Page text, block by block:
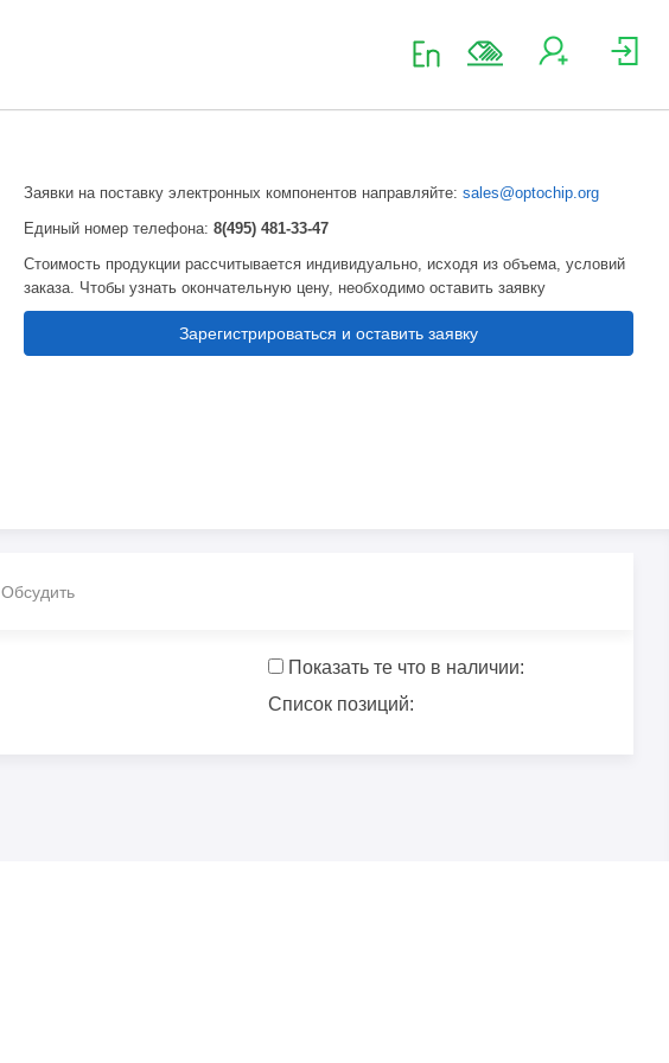
Заявки на поставку электронных компонентов направляйте:sales@optochip.org
Единый номер телефона:8(495) 481-33-47
Стоимость продукции рассчитывается индивидуально, исходя из объема, условий
заказа. Чтобы узнать окончательную цену, необходимо оставить заявку
Зарегистрироваться и оставить заявку
Обсудить
Показать те что в наличии:
Список позиций: